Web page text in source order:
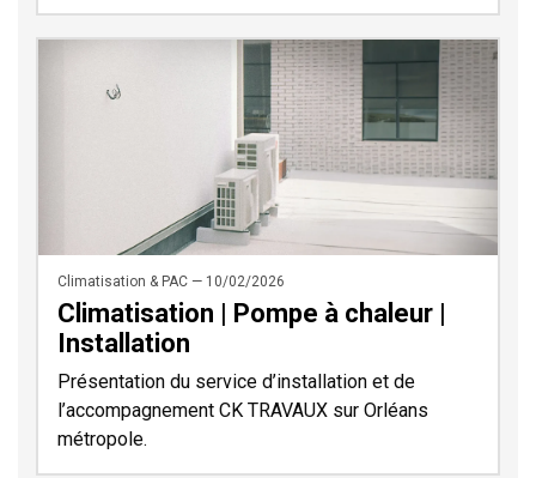
Climatisation & PAC — 10/02/2026
Climatisation | Pompe à chaleur |
Installation
Présentation du service d’installation et de
l’accompagnement CK TRAVAUX sur Orléans
métropole.